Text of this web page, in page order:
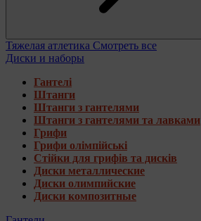
Тяжелая атлетика Смотреть все
Диски и наборы
Гантелі
Штанги
Штанги з гантелями
Штанги з гантелями та лавками
Грифи
Грифи олімпійські
Стійки для грифів та дисків
Диски металлические
Диски олимпийские
Диски композитные